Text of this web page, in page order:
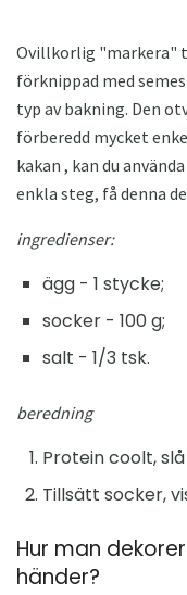
Ovillkorlig "markera"
förknippad med
typ av bakning. Den
förberedd mycket
kakan , kan du
enkla steg, få denna
ingredienser:
ägg - 1 stycke;
socker - 100 g;
salt - 1/3 tsk.
beredning
Protein coolt,
Tillsätt socker,
Hur man
händer?